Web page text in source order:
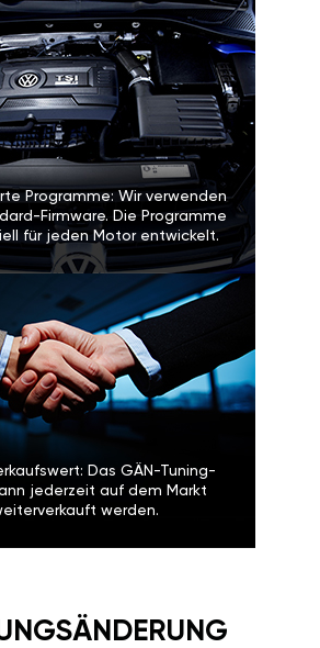
Programme: Wir verwenden
Firmware. Die Programme
für jeden Motor entwickelt.
Das GÄN-Tuning-
jederzeit auf dem Markt
werden.